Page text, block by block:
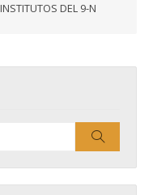
INSTITUTOS DEL 9-N